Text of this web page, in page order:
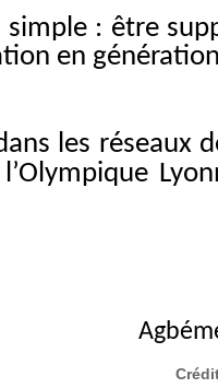
: être
en
les réseaux